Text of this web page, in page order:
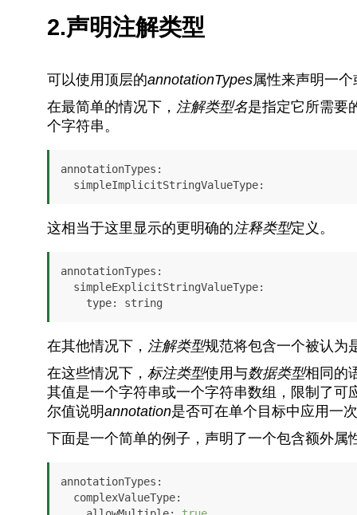
2.声明注解类型
可以使用顶层的annotationTypes属性来声明一个
在最简单的情况下， 注解类型名是指定它所需要
个字符串。
annotationTypes :
simpleImplicitStringValueType:
这相当于这里显示的更明确的注释类型定义。
annotationTypes :
simpleExplicitStringValueType:
type: string
在其他情况下， 注解类型规范将包含一个被认为
在这些情况下， 标注类型使用与数据类型相同的
其值是一个字符串或一个字符串数组，限制了可
尔值说明annotation是否可在单个目标中应用一
下面是一个简单的例子，声明了一个包含额外属
annotationTypes :
complexValueType: